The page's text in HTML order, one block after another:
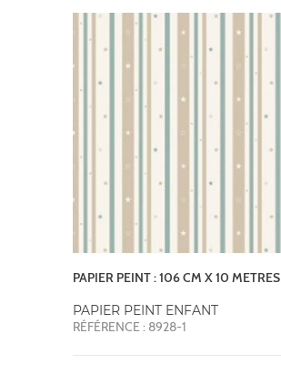
PAPIER PEINT : 106 CM X 10 METRES
PAPIER PEINT ENFANT
RÉFÉRENCE : 8928-1